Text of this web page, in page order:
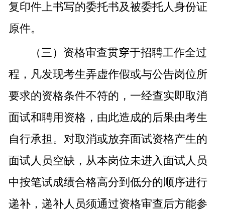
复印件上书写的委托书及被委托人身份证
原件。
（三）资格审查贯穿于招聘工作全过
程，凡发现考生弄虚作假或与公告岗位所
要求的资格条件不符的，一经查实即取消
面试和聘用资格，由此造成的后果由考生
自行承担。对取消或放弃面试资格产生的
面试人员空缺，从本岗位未进入面试人员
中按笔试成绩合格高分到低分的顺序进行
递补，递补人员须通过资格审查后方能参